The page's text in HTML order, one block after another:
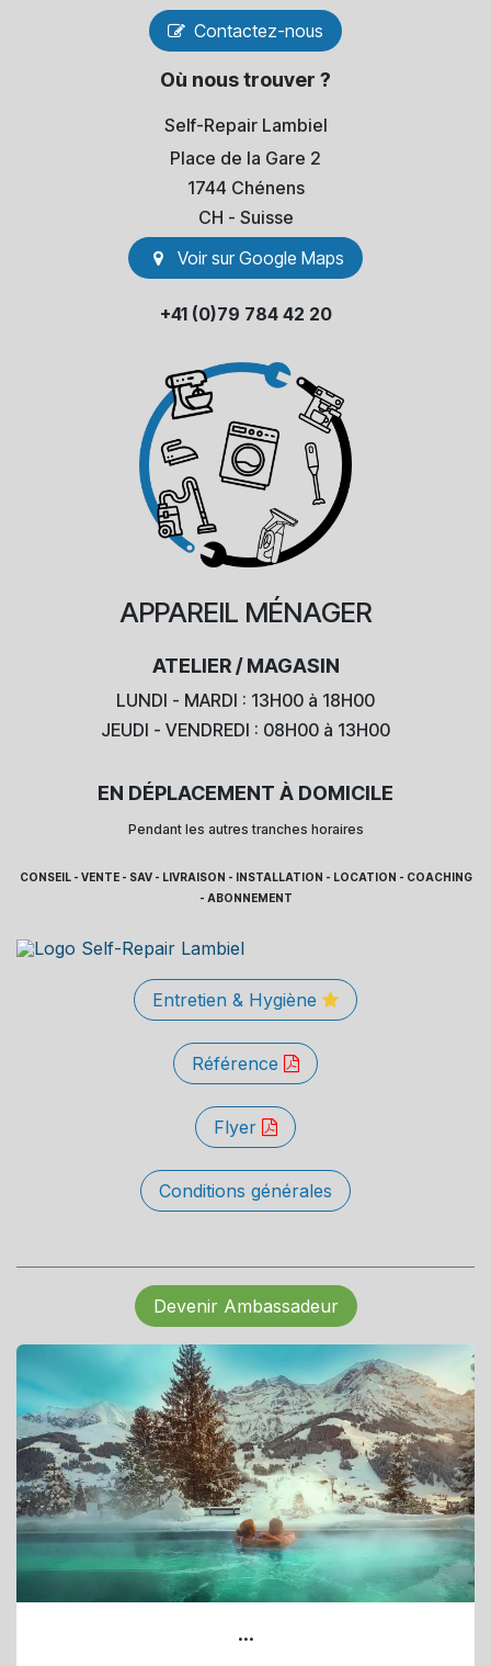
Contactez-nous
Où nous trouver ?
Self-Repair Lambiel
Place de la Gare 2
1744 Chénens
​CH - Suisse
Voir sur Go​​ogle Maps
+41 (0)79 784 42 20
APPAREIL MÉNAGER
ATELIER / MAGASIN
LUNDI - MARDI : 13H00 à 18H00
JEUDI - VENDREDI : 08H00 à 13H00
EN DÉPLACEMENT À DOMICILE
Pendant les autres tranches horaires
CONSEIL - VENTE - SAV - LIVRAISON - INSTALLATION - LOCATION - COACHING
- ABONNEMENT
Entretien & Hygiène
Référence
Flyer
Conditions générales
Devenir Ambassadeur
...